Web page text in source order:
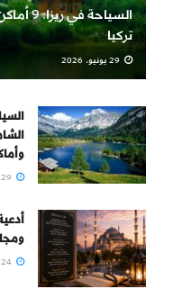
تركيا